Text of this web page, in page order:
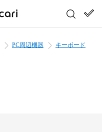
PC周辺機器
キーボード